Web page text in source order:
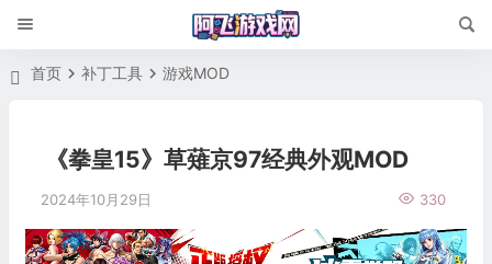
首页 补丁工具 游戏MOD
《拳皇15》草薙京97经典外观MOD
2024年10月29日 330